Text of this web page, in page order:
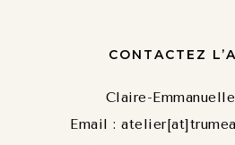
CONTACTEZ
Claire-
Email :